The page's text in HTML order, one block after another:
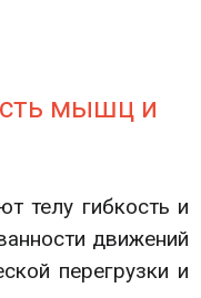
мышц и
телу гибкость и
движений
перегрузки и